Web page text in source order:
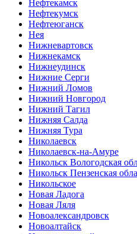
Нефтекамск
Нефтекумск
Нефтеюганск
Нея
Нижневартовск
Нижнекамск
Нижнеудинск
Нижние Серги
Нижний Ломов
Нижний Новгород
Нижний Тагил
Нижняя Салда
Нижняя Тура
Николаевск
Николаевск-на-Амуре
Никольск Вологодская
Никольск Пензенская
Никольское
Новая Ладога
Новая Ляля
Новоалександровск
Новоалтайск